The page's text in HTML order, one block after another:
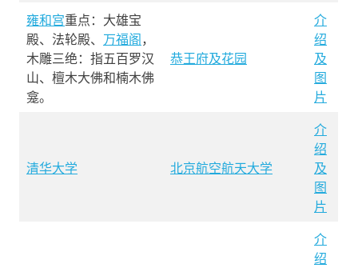
雍和宫重点：大雄宝
殿、法轮殿、 万福阁，
木雕三绝：指五百罗汉
山、檀木大佛和楠木佛
龛。
恭王府及花园
介
绍
及
图
片
清华大学 北京航空航天大学
介
绍
及
图
片
介
绍